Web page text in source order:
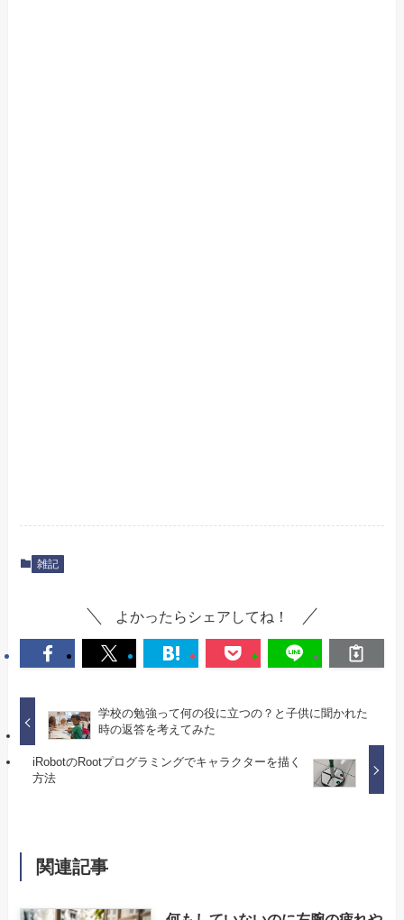
雑記
よかったらシェアしてね！
学校の勉強って何の役に立つの？と子供に聞かれた
時の返答を考えてみた
iRobotのRootプログラミングでキャラクターを描く
方法
関連記事